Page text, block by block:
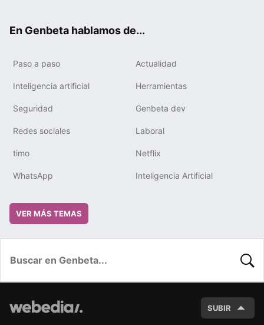
En Genbeta hablamos de...
Paso a paso Actualidad
Inteligencia artificial Herramientas
Seguridad Genbeta dev
Redes sociales Laboral
timo Netflix
WhatsApp Inteligencia Artificial
VER MÁS TEMAS
SUBIR